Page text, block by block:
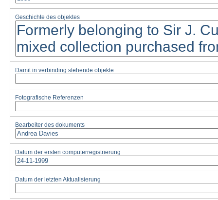
Geschichte des objektes
Damit in verbinding stehende objekte
Fotografische Referenzen
Bearbeiter des dokuments
Datum der ersten computerregistrierung
Datum der letzten Aktualisierung